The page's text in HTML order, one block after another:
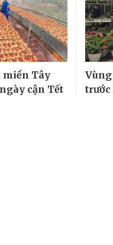
miền Tây
cận Tết
trước